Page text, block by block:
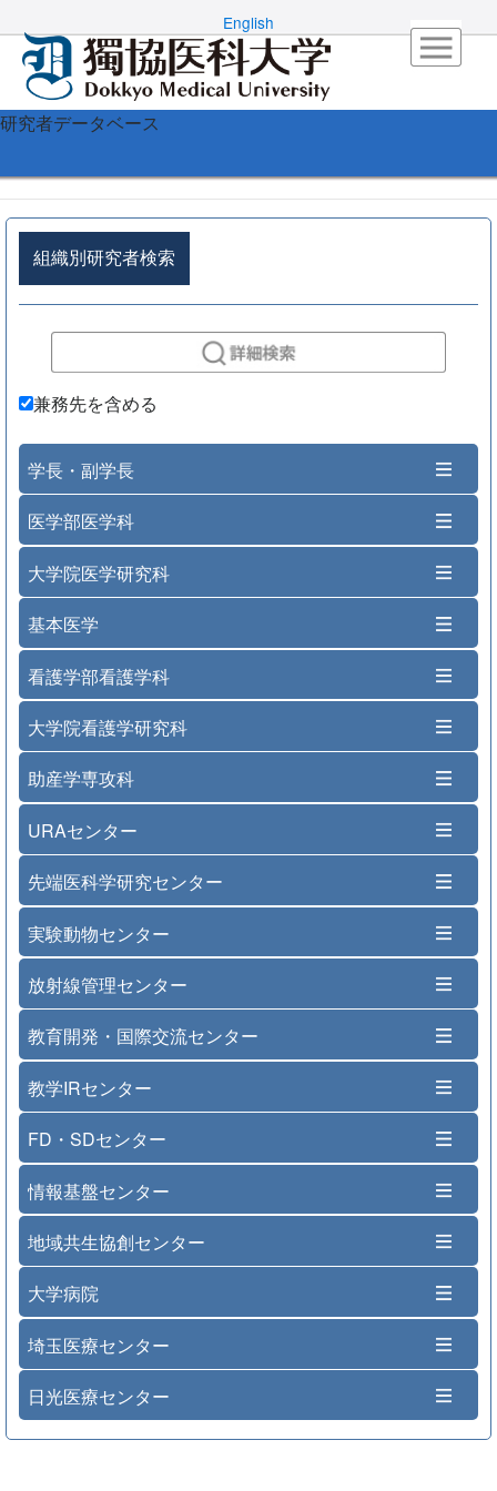
English
研究者データベース
組織別研究者検索
兼務先を含める
学長・副学長
医学部医学科
大学院医学研究科
基本医学
看護学部看護学科
大学院看護学研究科
助産学専攻科
URAセンター
先端医科学研究センター
実験動物センター
放射線管理センター
教育開発・国際交流センター
教学IRセンター
FD・SDセンター
情報基盤センター
地域共生協創センター
大学病院
埼玉医療センター
日光医療センター